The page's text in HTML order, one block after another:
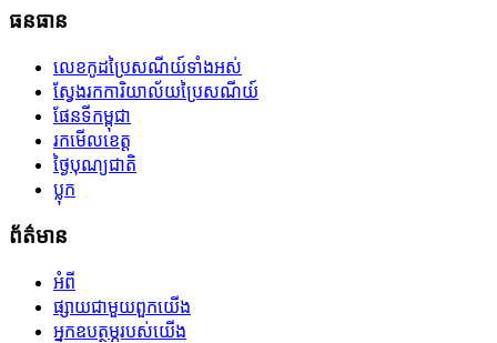
ធនធាន
លេខកូដប្រៃសណីយ៍ទាំងអស់
ស្វែងរកការិយាល័យប្រៃសណីយ៍
ផែនទីកម្ពុជា
រកមើលខេត្ត
ថ្ងៃបុណ្យជាតិ
ប្លុក
ព័ត៌មាន
អំពី
ផ្សាយជាមួយពួកយើង
អ្នកឧបត្ថម្ភរបស់យើង